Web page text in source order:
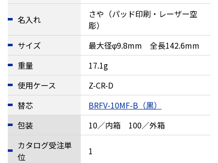
名入れ
さや（パッド印刷・レーザー空
彫）
サイズ
最大径φ9.8mm 全長142.6mm
重量
17.1g
使用ケース
Z-CR-D
替芯
BRFV-10MF-B（黒）
包装
10／内箱 100／外箱
カタログ受注単
位
1